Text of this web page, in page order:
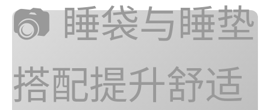
📷 睡袋与睡垫
搭配提升舒适